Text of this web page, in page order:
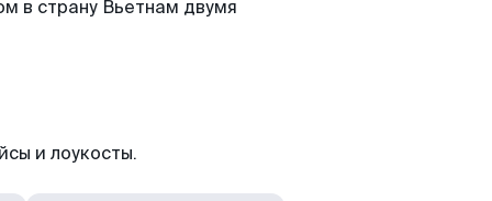
в страну Вьетнам двумя
и лоукосты.